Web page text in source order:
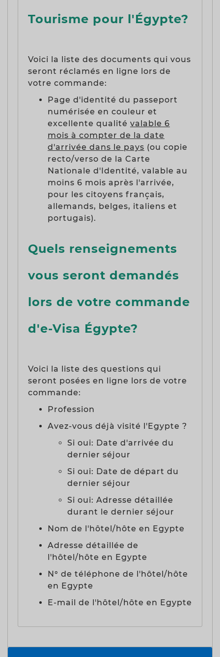
Tourisme pour l'Égypte?
Voici la liste des documents qui vous
seront réclamés en ligne lors de
votre commande:
Page d'identité du passeport
numérisée en couleur et
excellente qualité valable 6
mois à compter de la date
d'arrivée dans le pays (ou copie
recto/verso de la Carte
Nationale d'Identité, valable au
moins 6 mois après l'arrivée,
pour les citoyens français,
allemands, belges, italiens et
portugais).
Quels renseignements
vous seront demandés
lors de votre commande
d'e-Visa Égypte?
Voici la liste des questions qui
seront posées en ligne lors de votre
commande:
Profession
Avez-vous déjà visité l'Egypte ?
Si oui: Date d'arrivée du
dernier séjour
Si oui: Date de départ du
dernier séjour
Si oui: Adresse détaillée
durant le dernier séjour
Nom de l'hôtel/hôte en Egypte
Adresse détaillée de
l'hôtel/hôte en Egypte
N° de téléphone de l'hôtel/hôte
en Egypte
E-mail de l'hôtel/hôte en Egypte